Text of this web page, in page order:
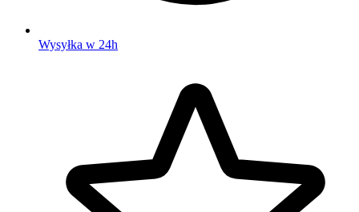
Wysyłka w 24h